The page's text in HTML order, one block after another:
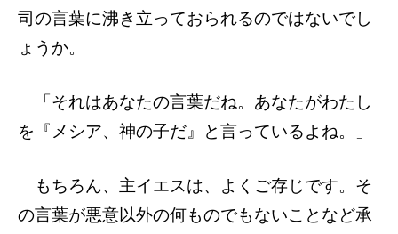
司の言葉に沸き立っておられるのではないでし
ょうか。
「それはあなたの言葉だね。あなたがわたし
を『メシア、神の子だ』と言っているよね。」
もちろん、主イエスは、よくご存じです。そ
の言葉が悪意以外の何ものでもないことなど承